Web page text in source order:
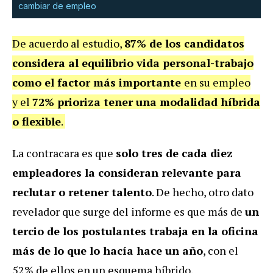
cambiar de empleo
De acuerdo al estudio, 87% de los candidatos
considera al equilibrio vida personal-trabajo
como el factor más importante en su empleo
y el 72% prioriza tener una modalidad híbrida
o flexible.
La contracara es que solo tres de cada diez
empleadores la consideran relevante para
reclutar o retener talento. De hecho, otro dato
revelador que surge del informe es que más de un
tercio de los postulantes trabaja en la oficina
más de lo que lo hacía hace un año, con el
52% de ellos en un esquema híbrido.